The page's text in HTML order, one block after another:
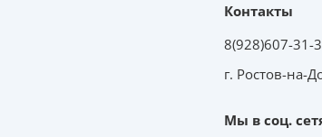
Контакты
8(928)607-31-
г. Ростов-на-
Мы в соц.